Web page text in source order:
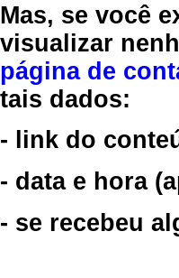
Mas, se você
visualizar
página de
tais dados:
- link do
- data e hora
- se recebeu